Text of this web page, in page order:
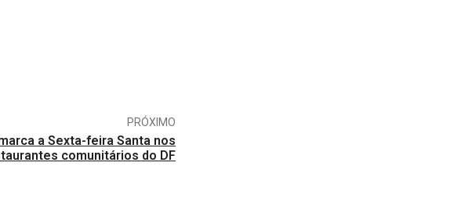
PRÓXIMO
a Sexta-feira Santa nos
comunitários do DF